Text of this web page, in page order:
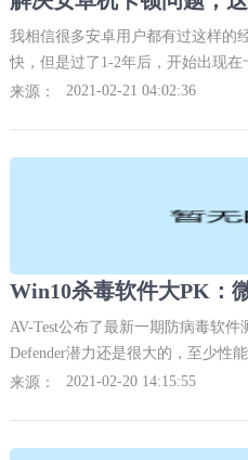
我相信很多安卓用户都有过这样的
快，但是过了1-2年后，开始出现
延迟之外，系统设置和内存不足也
来源： 2021-02-21 04:02:36
Win10杀毒软件大PK：
AV-Test公布了最新一期防病毒软
Defender潜力还是很大的，至少性
来源：
2021-02-20 14:15:55